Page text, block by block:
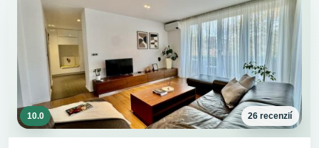
10.0 26 recenzií